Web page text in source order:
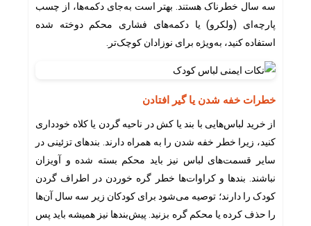
سه سال خطرناک هستند. بهتر است به‌جای دکمه‌ها، از چسب
پارچه‌ای (ولکرو) یا دکمه‌های فشاری محکم دوخته شده
استفاده کنید، به‌ویژه برای نوزادان کوچک‌تر.
خطرات خفه شدن یا گیر افتادن
از خرید لباس‌هایی با بند یا کش در ناحیه گردن یا کلاه خودداری
کنید، زیرا خطر خفه شدن را به همراه دارند. بندهای تزئینی در
سایر قسمت‌های لباس نیز باید محکم بسته شده و آویزان
نباشند. بندها و کراوات‌ها خطر گره خوردن در اطراف گردن
کودک را دارند؛ توصیه می‌شود برای کودکان زیر سه سال آن‌ها
را حذف کرده یا محکم گره بزنید. پیش‌بندها نیز همیشه باید پس